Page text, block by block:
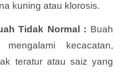
kuning atau klorosis.
Tidak Normal : Buah
kecacatan,
teratur atau saiz yang